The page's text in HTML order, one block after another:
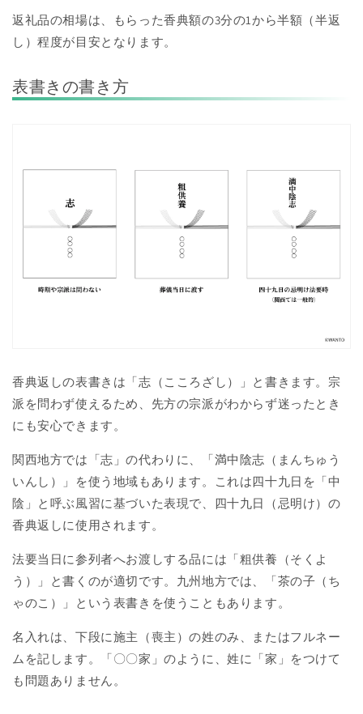
返礼品の相場は、もらった香典額の3分の1から半額（半返
し）程度が目安となります。
表書きの書き方
香典返しの表書きは「志（こころざし）」と書きます。宗
派を問わず使えるため、先方の宗派がわからず迷ったとき
にも安心できます。
関西地方では「志」の代わりに、「満中陰志（まんちゅう
いんし）」を使う地域もあります。これは四十九日を「中
陰」と呼ぶ風習に基づいた表現で、四十九日（忌明け）の
香典返しに使用されます。
法要当日に参列者へお渡しする品には「粗供養（そくよ
う）」と書くのが適切です。九州地方では、「茶の子（ち
ゃのこ）」という表書きを使うこともあります。
名入れは、下段に施主（喪主）の姓のみ、またはフルネー
ムを記します。「〇〇家」のように、姓に「家」をつけて
も問題ありません。